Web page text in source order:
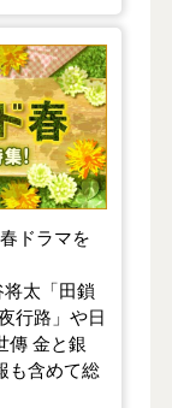
ドラマを
太「田鎖
行路」や日
傳 金と銀
も含めて総